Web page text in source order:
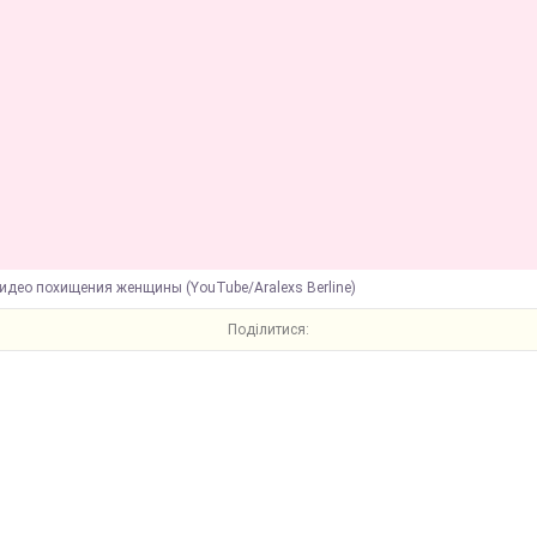
похищения женщины (YouTube/Aralexs Berline)
Поділитися: